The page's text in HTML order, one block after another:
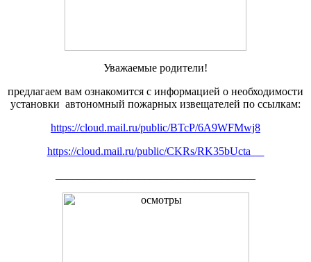
Уважаемые родители!
предлагаем вам ознакомится с информацией о необходимости
установки автономный пожарных извещателей по ссылкам:
https://cloud.mail.ru/public/BTcP/6A9WFMwj8
https://cloud.mail.ru/public/CKRs/RK35bUcta__